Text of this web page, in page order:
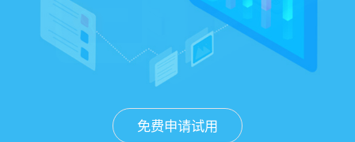
免费申请试用
免费申请试用
免费申请试用
免费申请试用